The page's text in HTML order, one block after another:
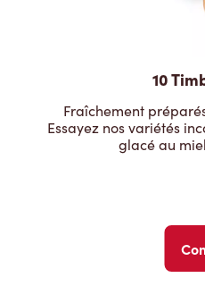
10
Fraîchement
Essayez nos variétés
glacé au